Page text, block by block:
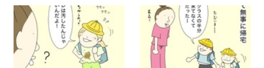
の！？】vol.54